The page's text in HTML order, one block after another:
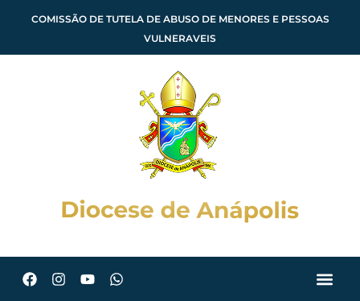
COMISSÃO DE TUTELA DE ABUSO DE MENORES E PESSOAS
VULNERAVEIS